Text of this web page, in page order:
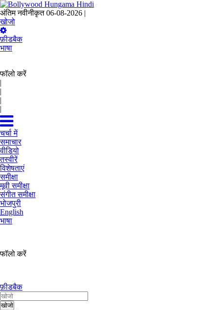
अंतिम नवीनीकृत 06-08-2026 |
खोजो
फ़ीडबैक
भाषा
फॉलो करें
|
|
|
|
चर्चा में
समाचार
वीडियो
तस्वीरें
विशेषताएं
समीक्षा
मूवी समीक्षा
संगीत समीक्षा
भोजपुरी
English
भाषा
फॉलो करें
फ़ीडबैक